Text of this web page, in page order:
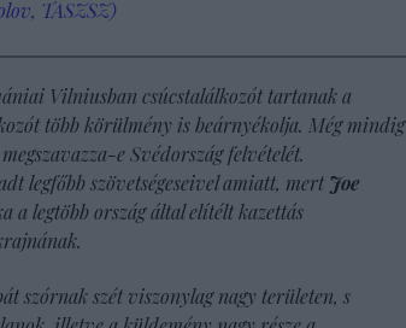
TASZSZ)
Vilniusban csúcstalálkozót tartanak a
több körülmény is beárnyékolja. Még mindig
e Svédország felvételét.
legfőbb szövetségeseivel amiatt, mert Joe
a legtöbb ország által elítélt kazettás
szórnak szét viszonylag nagy területen, s